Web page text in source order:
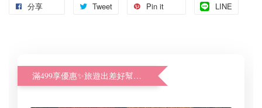
分享 Tweet Pin it LINE
滿499享優惠✨旅遊出差好幫手體驗加購價